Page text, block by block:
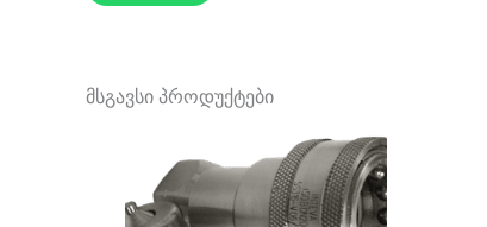
მსგავსი პროდუქტები